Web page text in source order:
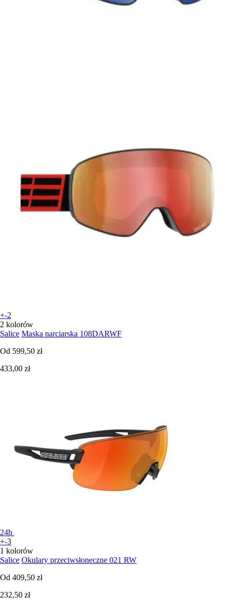
+-2
2 kolorów
Salice Maska narciarska 108DARWF
Od 599,50 zł
433,00 zł
24h
+-3
1 kolorów
Salice Okulary przeciwsłoneczne 021 RW
Od 409,50 zł
232,50 zł